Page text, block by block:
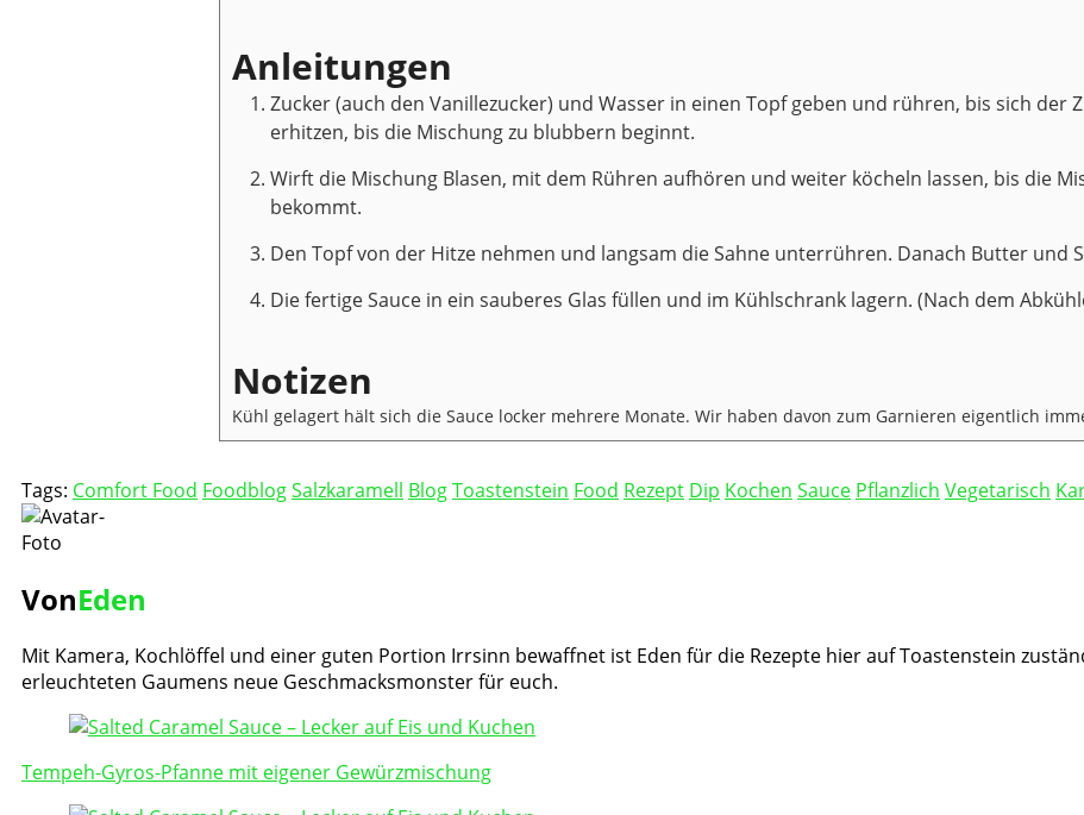
Anleitungen
Zucker (auch den Vanillezucker) und Wasser in einen Topf geben und rühren, bis sich der
erhitzen, bis die Mischung zu blubbern beginnt.
Wirft die Mischung Blasen, mit dem Rühren aufhören und weiter köcheln lassen, bis die
bekommt.
Den Topf von der Hitze nehmen und langsam die Sahne unterrühren. Danach Butter und
Die fertige Sauce in ein sauberes Glas füllen und im Kühlschrank lagern. (Nach dem
Notizen
Kühl gelagert hält sich die Sauce locker mehrere Monate. Wir haben davon zum Garnieren eigentlich
Tags: Comfort Food FoodblogSalzkaramell BlogToastenstein Food Rezept Dip Kochen Sauce Pflanzlich Vegetarisch
VonEden
Mit Kamera, Kochlöffel und einer guten Portion Irrsinn bewaffnet ist Eden für die Rezepte hier auf Toastenstein
erleuchteten Gaumens neue Geschmacksmonster für euch.
Post
Navigation
Tempeh-Gyros-Pfanne mit eigener Gewürzmischung